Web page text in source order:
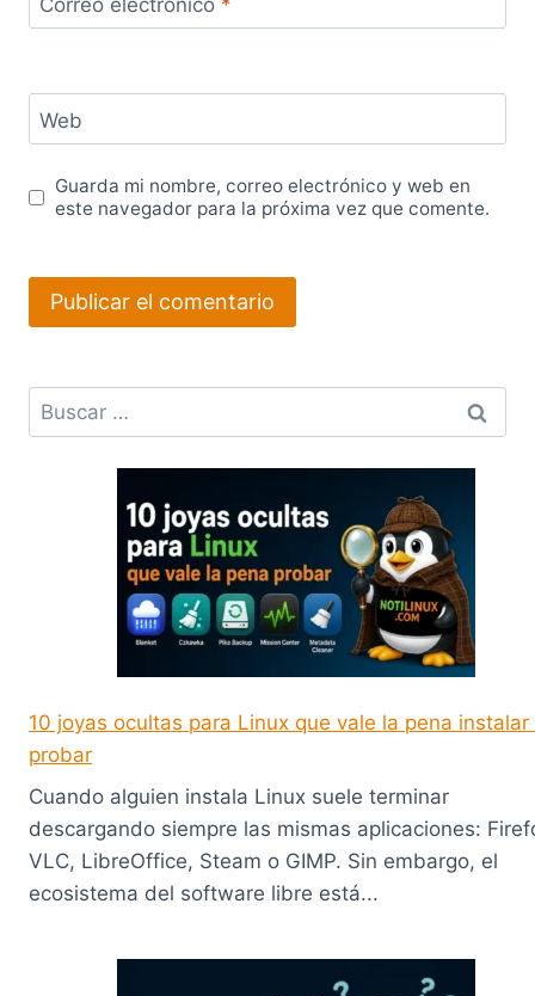
Web
Guarda mi nombre, correo electrónico y web en
este navegador para la próxima vez que comente.
Buscar:
10 joyas ocultas para Linux que vale la pena instalar
probar
Cuando alguien instala Linux suele terminar
descargando siempre las mismas aplicaciones:
VLC, LibreOffice, Steam o GIMP. Sin embargo, el
ecosistema del software libre está...